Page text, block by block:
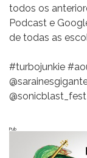
todos os
Podcast e
de todas as
#turbojunkie
Pub